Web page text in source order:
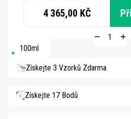
4 365,00 KČ
100ml
Získejte 3 Vzorků Zdarma
Získejte 17 Bodů